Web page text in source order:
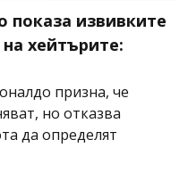
извивките
хейтърите:
призна, че
но отказва
да определят